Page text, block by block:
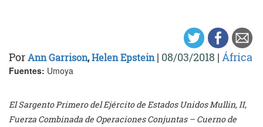
PorAnn Garrison,Helen Epstein| 08/03/2018 | África
Fuentes: Umoya
El Sargento Primero del Ejército de Estados Unidos Mullin, II,
Fuerza Combinada de Operaciones Conjuntas – Cuerno de